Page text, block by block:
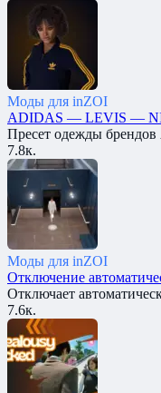
Моды для inZOI
ADIDAS — LEVIS —
Пресет одежды
7.8к.
Моды для inZOI
Отключение
Отключает
7.6к.